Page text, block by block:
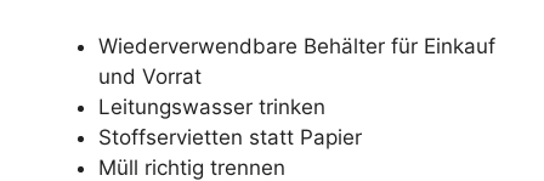
Wiederverwendbare Behälter für Einkauf
und Vorrat
Leitungswasser trinken
Stoffservietten statt Papier
Müll richtig trennen